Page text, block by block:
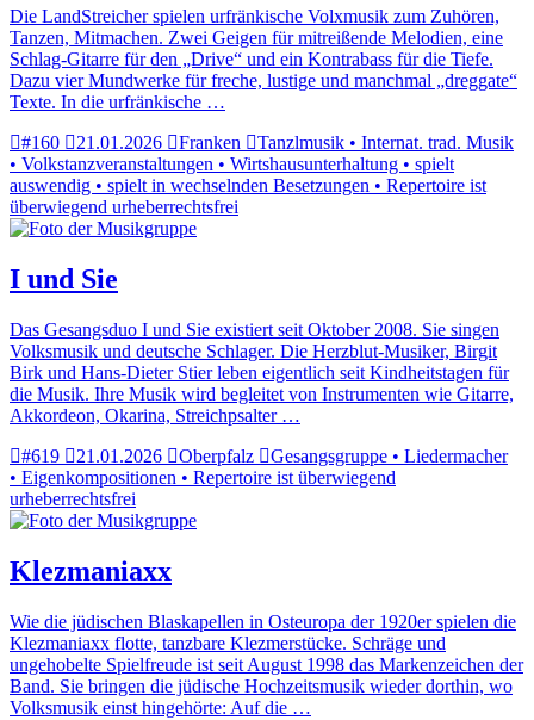
Die LandStreicher spielen urfränkische Volxmusik zum Zuhören,
Tanzen, Mitmachen. Zwei Geigen für mitreißende Melodien, eine
Schlag-Gitarre für den „Drive“ und ein Kontrabass für die Tiefe.
Dazu vier Mundwerke für freche, lustige und manchmal „dreggate“
Texte. In die urfränkische …
#160
21.01.2026 Franken
Tanzlmusik • Internat. trad. Musik
• Volkstanzveranstaltungen • Wirtshausunterhaltung • spielt
auswendig • spielt in wechselnden Besetzungen • Repertoire ist
überwiegend urheberrechtsfrei
I und Sie
Das Gesangsduo I und Sie existiert seit Oktober 2008. Sie singen
Volksmusik und deutsche Schlager. Die Herzblut-Musiker, Birgit
Birk und Hans-Dieter Stier leben eigentlich seit Kindheitstagen für
die Musik. Ihre Musik wird begleitet von Instrumenten wie Gitarre,
Akkordeon, Okarina, Streichpsalter …
#619
21.01.2026 Oberpfalz
Gesangsgruppe • Liedermacher
• Eigenkompositionen • Repertoire ist überwiegend
urheberrechtsfrei
Klezmaniaxx
Wie die jüdischen Blaskapellen in Osteuropa der 1920er spielen die
Klezmaniaxx flotte, tanzbare Klezmerstücke. Schräge und
ungehobelte Spielfreude ist seit August 1998 das Markenzeichen der
Band. Sie bringen die jüdische Hochzeitsmusik wieder dorthin, wo
Volksmusik einst hingehörte: Auf die …